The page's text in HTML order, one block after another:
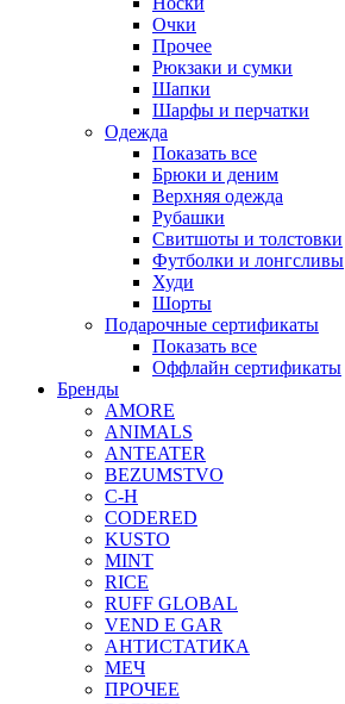
Очки
Прочее
Рюкзаки и сумки
Шапки
Шарфы и перчатки
Одежда
Показать все
Брюки и деним
Верхняя одежда
Рубашки
Свитшоты и толстовки
Футболки и лонгсливы
Худи
Шорты
Подарочные сертификаты
Показать все
Оффлайн сертификаты
Бренды
AMORE
ANIMALS
ANTEATER
BEZUMSTVO
C-H
CODERED
KUSTO
MINT
RICE
RUFF GLOBAL
VEND E GAR
АНТИСТАТИКА
МЕЧ
ПРОЧЕЕ